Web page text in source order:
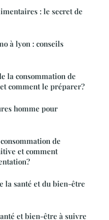
: le secret de
à lyon : conseils
la consommation de
comment le préparer?
homme pour
de
et comment
la santé et du bien-être
et bien-être à suivre